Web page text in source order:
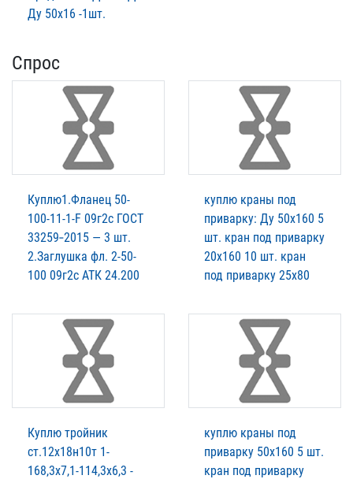
Ду 50х16 -1шт.
Спрос
Куплю1.Фланец 50-
100-11-1-F 09г2с ГОСТ
33259‑2015 — 3 шт.
2.Заглушка фл. 2-50-
100 09г2с АТК 24.200
куплю краны под
приварку: Ду 50х160 5
шт. кран под приварку
20х160 10 шт. кран
под приварку 25х80
Куплю тройник
ст.12х18н10т 1-
168,3х7,1-114,3х6,3 -
куплю краны под
приварку 50х160 5 шт.
кран под приварку